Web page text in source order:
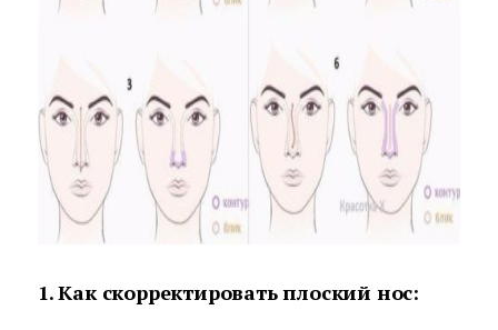
1. Как скорректировать плоский нос: